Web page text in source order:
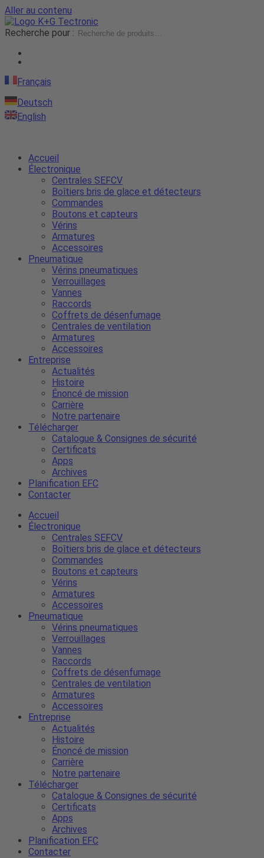
Aller au contenu
Recherche pour :
Français
Deutsch
English
Accueil
Électronique
Centrales SEFCV
Boîtiers bris de glace et détecteurs
Commandes
Boutons et capteurs
Vérins
Armatures
Accessoires
Pneumatique
Vérins pneumatiques
Verrouillages
Vannes
Raccords
Coffrets de désenfumage
Centrales de ventilation
Armatures
Accessoires
Entreprise
Actualités
Histoire
Énoncé de mission
Carrière
Notre partenaire
Télécharger
Catalogue & Consignes de sécurité
Certificats
Apps
Archives
Planification EFC
Contacter
Accueil
Électronique
Centrales SEFCV
Boîtiers bris de glace et détecteurs
Commandes
Boutons et capteurs
Vérins
Armatures
Accessoires
Pneumatique
Vérins pneumatiques
Verrouillages
Vannes
Raccords
Coffrets de désenfumage
Centrales de ventilation
Armatures
Accessoires
Entreprise
Actualités
Histoire
Énoncé de mission
Carrière
Notre partenaire
Télécharger
Catalogue & Consignes de sécurité
Certificats
Apps
Archives
Planification EFC
Contacter